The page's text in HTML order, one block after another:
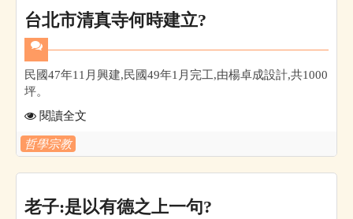
台北市清真寺何時建立?
民國47年11月興建,民國49年1月完工,由楊卓成設計,共1000
坪。
閱讀全文
哲學宗教
老子:是以有德之上一句?